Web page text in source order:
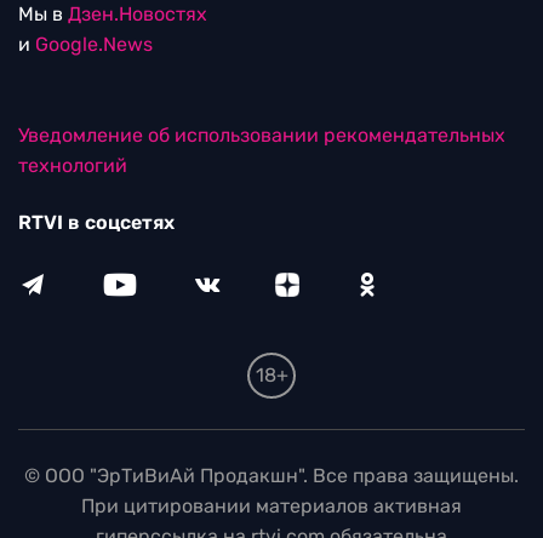
Мы в Дзен.Новостях
и Google.News
Уведомление об использовании рекомендательных
технологий
RTVI в соцсетях
18+
© ООО "ЭрТиВиАй Продакшн". Все права защищены.
При цитировании материалов активная